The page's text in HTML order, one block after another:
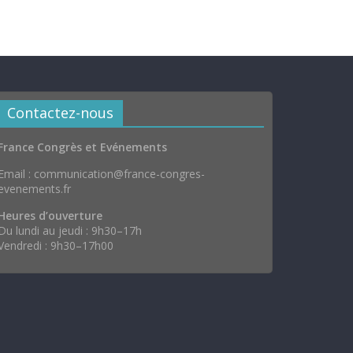
Contactez-nous
Congrès et Evénements
Email : communication@france-congres-
d’ouverture
Du lundi au jeudi : 9h30–17h
: 9h30–17h00